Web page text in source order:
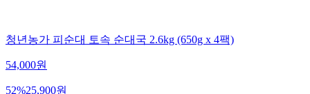
청년농가 피순대 토속 순대국 2.6kg (650g x 4팩)
54,000원